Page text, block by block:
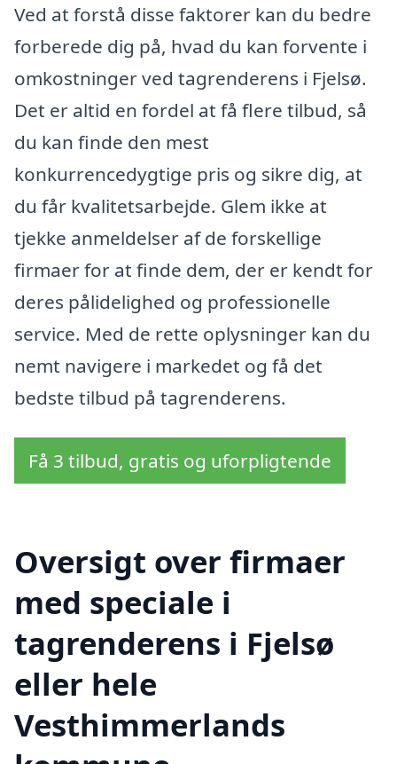
Ved at forstå disse faktorer kan du bedre
forberede dig på, hvad du kan forvente i
omkostninger ved tagrenderens i Fjelsø.
Det er altid en fordel at få flere tilbud, så
du kan finde den mest
konkurrencedygtige pris og sikre dig, at
du får kvalitetsarbejde. Glem ikke at
tjekke anmeldelser af de forskellige
firmaer for at finde dem, der er kendt for
deres pålidelighed og professionelle
service. Med de rette oplysninger kan du
nemt navigere i markedet og få det
bedste tilbud på tagrenderens.
Få 3 tilbud, gratis og uforpligtende
Oversigt over firmaer
med speciale i
tagrenderens i Fjelsø
eller hele
Vesthimmerlands